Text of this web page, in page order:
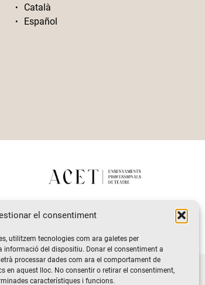
el consentiment
utilitzem tecnologies com ara galetes per
del dispositiu. Donar el consentiment a
processar dades com ara el comportament de
en aquest lloc. No consentir o retirar el consentiment,
característiques i funcions.
Català
Español
de dades Politica de Cookies